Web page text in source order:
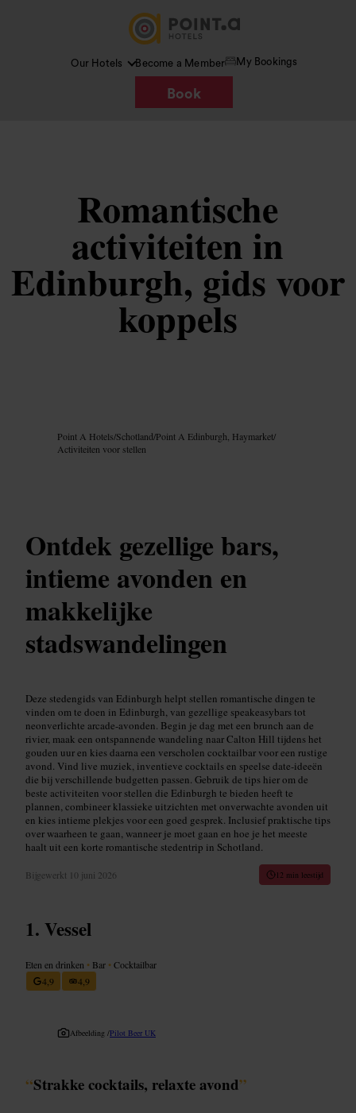
Our Hotels Become a Member My Bookings
Book
Romantische
activiteiten in
Edinburgh, gids voor
koppels
Point A Hotels/Schotland/Point A Edinburgh, Haymarket/
Activiteiten voor stellen
Ontdek gezellige bars,
intieme avonden en
makkelijke
stadswandelingen
Deze stedengids van Edinburgh helpt stellen romantische dingen te
vinden om te doen in Edinburgh, van gezellige speakeasybars tot
neonverlichte arcade-avonden. Begin je dag met een brunch aan de
rivier, maak een ontspannende wandeling naar Calton Hill tijdens het
gouden uur en kies daarna een verscholen cocktailbar voor een rustige
avond. Vind live muziek, inventieve cocktails en speelse date-ideeën
die bij verschillende budgetten passen. Gebruik de tips hier om de
beste activiteiten voor stellen die Edinburgh te bieden heeft te
plannen, combineer klassieke uitzichten met onverwachte avonden uit
en kies intieme plekjes voor een goed gesprek. Inclusief praktische tips
over waarheen te gaan, wanneer je moet gaan en hoe je het meeste
haalt uit een korte romantische stedentrip in Schotland.
Bijgewerkt 10 juni 2026 12 min leestijd
Vessel
Eten en drinken • Bar •Cocktailbar
4,9
4,9
Afbeelding /Pilot Beer UK
“Strakke cocktails, relaxte avond”